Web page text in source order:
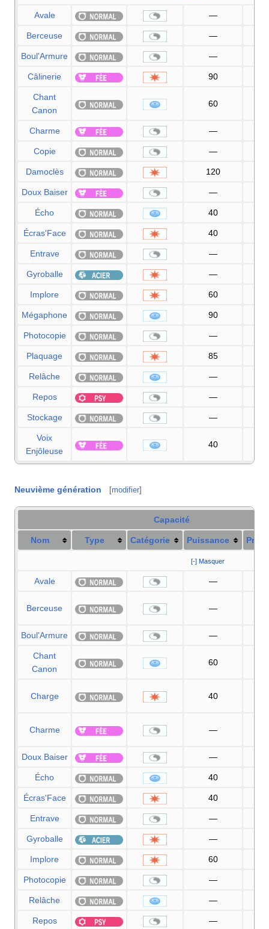
Avale —
Berceuse —
Boul'Armure —
Câlinerie 90
Chant
Canon
60
Charme —
Copie —
Damoclès 120
Doux Baiser —
Écho 40
Écras'Face 40
Entrave —
Gyroballe —
Implore 60
Mégaphone 90
Photocopie —
Plaquage 85
Relâche —
Repos —
Stockage —
Voix
Enjôleuse
40
Neuvième génération [modifier]
Capacité
Nom Type Catégorie Puissance
[-] Masquer
Avale —
Berceuse —
Boul'Armure —
Chant
Canon
60
Charge 40
Charme —
Doux Baiser —
Écho 40
Écras'Face 40
Entrave —
Gyroballe —
Implore 60
Photocopie —
Relâche —
Repos —